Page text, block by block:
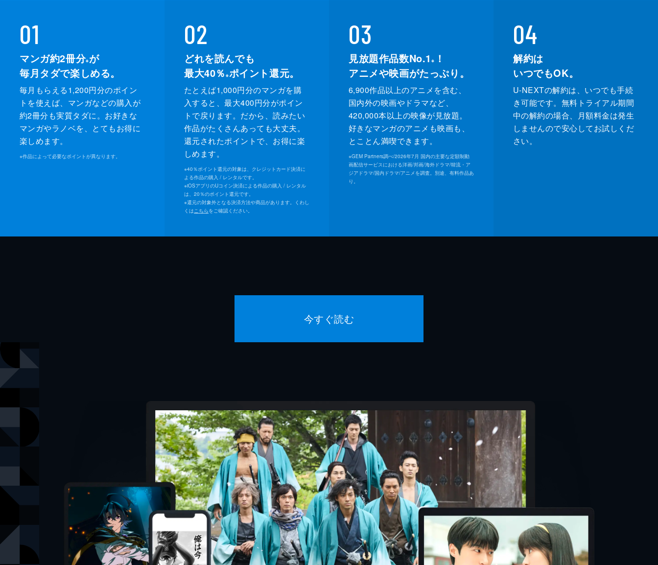
01
マンガ約2冊分※が
毎月タダで楽しめる。
毎月もらえる1,200円分のポイン
トを使えば、マンガなどの購入が
約2冊分も実質タダに。お好きな
マンガやラノベを、とてもお得に
楽しめます。
※作品によって必要なポイントが異なります。
02
どれを読んでも
最大40％ ※ポイント還元。
たとえば1,000円分のマンガを購
入すると、最大400円分がポイン
トで戻ります。だから、読みたい
作品がたくさんあっても大丈夫。
還元されたポイントで、お得に楽
しめます。
※40％ポイント還元の対象は、クレジットカード決済に
よる作品の購入 / レンタルです。
※iOSアプリのUコイン決済による作品の購入 / レンタル
は、20％のポイント還元です。
※還元の対象外となる決済方法や商品があります。くわし
くは こちらをご確認ください。
03
見放題作品数No.1 ※
！
アニメや映画がたっぷり。
6,900作品以上のアニメを含む、
国内外の映画やドラマなど、
420,000本以上の映像が見放題。
好きなマンガのアニメも映画も、
とことん満喫できます。
※GEM Partners調べ/2026年7⽉ 国内の主要な定額制動
画配信サービスにおける洋画/邦画/海外ドラマ/韓流・ア
ジアドラマ/国内ドラマ/アニメを調査。別途、有料作品あ
り。
04
解約は
いつでもOK。
U-NEXTの解約は、いつでも手続
き可能です。無料トライアル期間
中の解約の場合、月額料金は発生
しませんので安心してお試しくだ
さい。
今すぐ読む